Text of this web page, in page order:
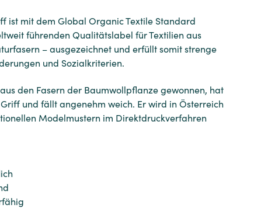
ist mit dem Global Organic Textile Standard
führenden Qualitätslabel für Textilien aus
– ausgezeichnet und erfüllt somit strenge
und Sozialkriterien.
den Fasern der Baumwollpflanze gewonnen, hat
und fällt angenehm weich. Er wird in Österreich
Modelmustern im Direktdruckverfahren